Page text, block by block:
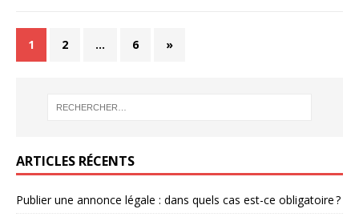
1 2 … 6 »
ARTICLES RÉCENTS
Publier une annonce légale : dans quels cas est-ce obligatoire ?